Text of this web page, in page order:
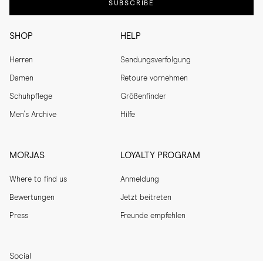
SHOP
Herren
Damen
Schuhpflege
Men's Archive
HELP
Sendungsverfolgung
Retoure vornehmen
Größenfinder
Hilfe
MORJAS
Where to find us
Bewertungen
Press
LOYALTY PROGRAM
Anmeldung
Jetzt beitreten
Freunde empfehlen
SUBSCRIBE
Social